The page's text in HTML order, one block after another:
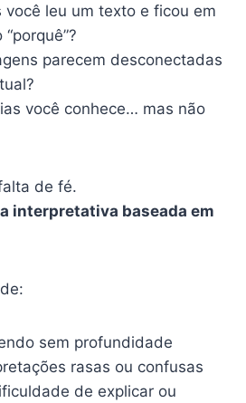
você leu um texto e ficou em
parecem desconectadas
você conhece… mas não
de fé.
interpretativa baseada em
sem profundidade
rasas ou confusas
de explicar ou